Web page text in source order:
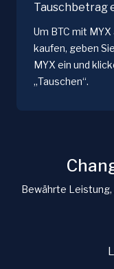
Tauschbetrag
Um BTC mit
kaufen, geben
MYX ein und
„Tauschen“.
Bewährte Leistung,